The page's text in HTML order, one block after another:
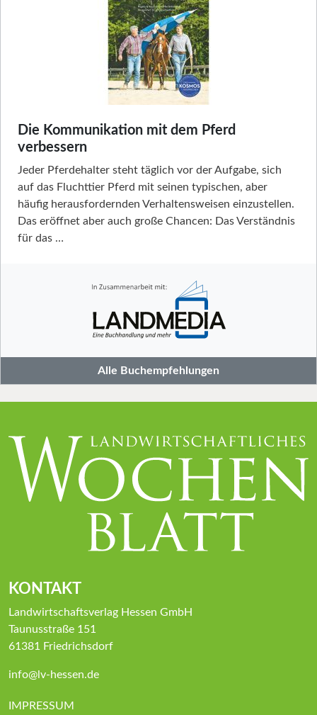
Die Kommunikation mit dem Pferd
verbessern
Jeder Pferdehalter steht täglich vor der Aufgabe, sich
auf das Fluchttier Pferd mit seinen typischen, aber
häufig herausfordernden Verhaltensweisen einzustellen.
Das eröffnet aber auch große Chancen: Das Verständnis
für das …
Alle Buchempfehlungen
KONTAKT
Landwirtschaftsverlag Hessen GmbH
Taunusstraße 151
61381 Friedrichsdorf
info@lv-hessen.de
IMPRESSUM